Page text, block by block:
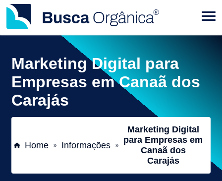
Marketing Digital para
Empresas em Canaã dos
Carajás
Home » Informações »
Marketing Digital
para Empresas em
Canaã dos
Carajás